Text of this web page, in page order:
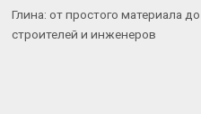
Глина: от простого материала
строителей и инженеров